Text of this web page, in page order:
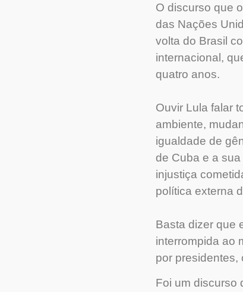
O discurso que
das Nações
volta do Brasil
internacional,
quatro anos.
Ouvir Lula falar
ambiente,
igualdade de
de Cuba e a
injustiça
política externa
Basta dizer que
interrompida ao
por presidentes,
Foi um discurso